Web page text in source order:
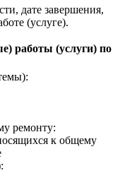
дате завершения,
(услуге).
работы (услуги) по
ремонту:
к общему